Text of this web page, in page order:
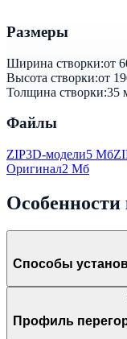
Размеры
Ширина створки:от
Высота створки:от
Толщина створки:35
Файлы
ZIP3D-модели5 Мб
Оригинал2 Мб
Способы
Профиль